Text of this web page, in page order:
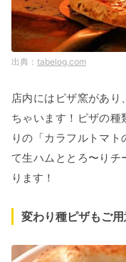
tabelog.com
店内にはピザ窯があ
ちゃいます！ピザの
りの「カラフルトマ
て生ハムととろ〜りチ
ります！
変わり種ピザもご用